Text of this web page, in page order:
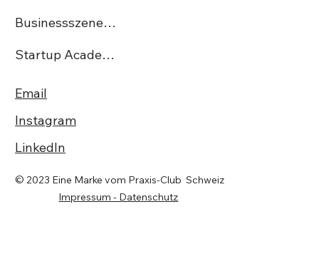
Businessszene.ch
Startup Academy CH
Email
Instagram
LinkedIn
© 2023 Eine Marke vom Praxis-Club Schweiz
Impressum - Datenschutz